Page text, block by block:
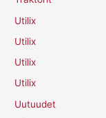
Utilix
Utilix
Utilix
Utilix
Uutuudet